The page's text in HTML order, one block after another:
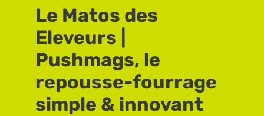
Le Matos des
Eleveurs |
Pushmags, le
repousse-fourrage
simple & innovant